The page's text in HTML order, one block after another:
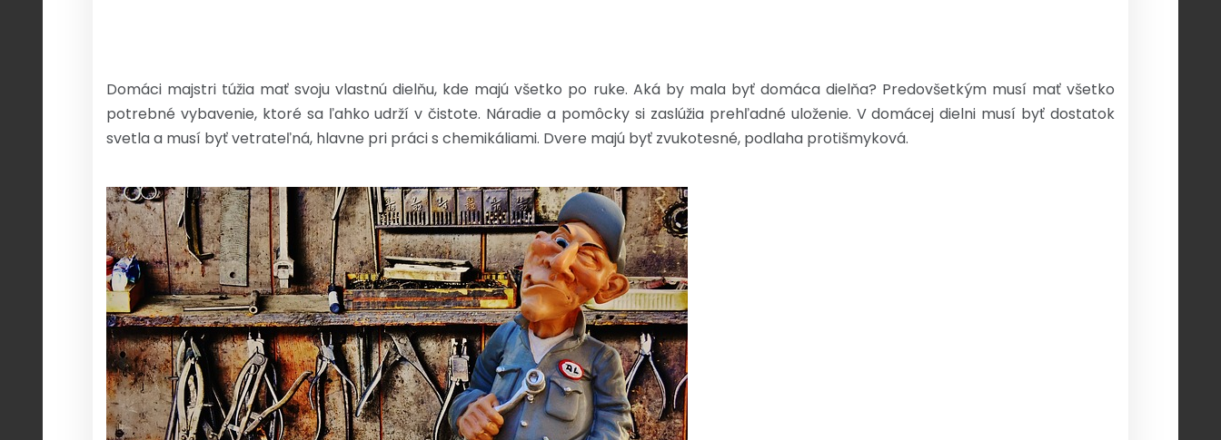
Domáci majstri túžia mať svoju vlastnú dielňu, kde majú všetko po ruke. Aká by mala byť domáca dielňa? Predovšetkým musí mať všetko
potrebné vybavenie, ktoré sa ľahko udrží v čistote. Náradie a pomôcky si zaslúžia prehľadné uloženie. V domácej dielni musí byť dostatok
svetla a musí byť vetrateľná, hlavne pri práci s chemikáliami. Dvere majú byť zvukotesné, podlaha protišmyková.